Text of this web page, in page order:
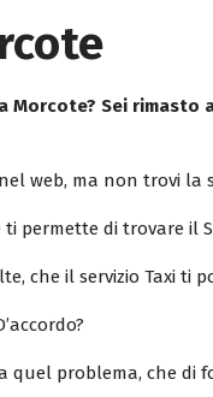
Morcote? Sei
web, ma non trovi
ti permette di trovare il
che il servizio Taxi ti
a quel problema, che